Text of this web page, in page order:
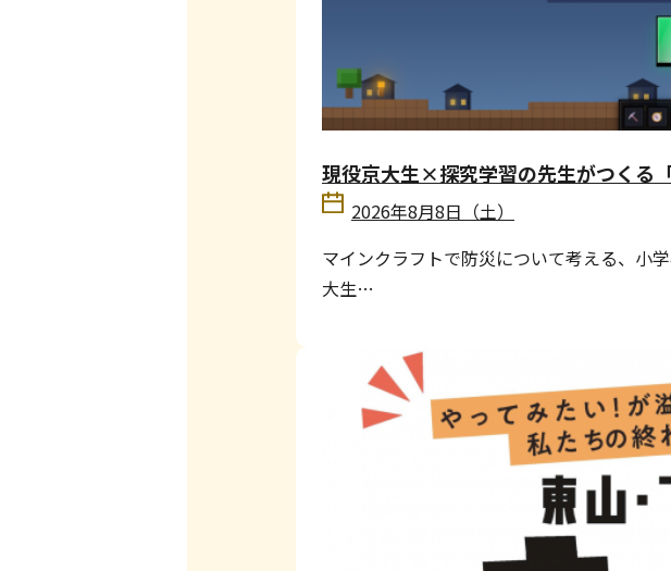
現役京大生×探究学習の先生がつくる
2026年8月8日（土）
マインクラフトで防災について考える、小
大生…